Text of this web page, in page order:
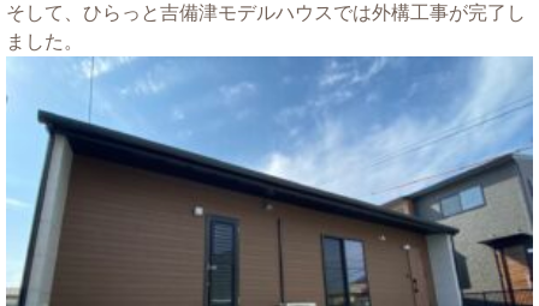
そして、ひらっと吉備津モデルハウスでは外構工事が完了し
ました。